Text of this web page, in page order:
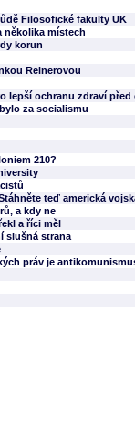
Filosofické fakulty UK
několika místech
korun
Reinerovou
lepší ochranu zdraví před
za socialismu
210?
teď americká
a kdy ne
a říci měl
slušná strana
práv je